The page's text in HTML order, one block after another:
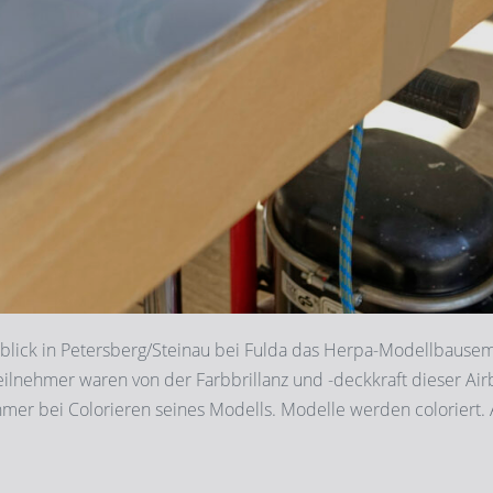
in Petersberg/Steinau bei Fulda das Herpa-
waren von der Farbbrillanz und -deckkraft dieser
bei Colorieren seines Modells. Modelle werden